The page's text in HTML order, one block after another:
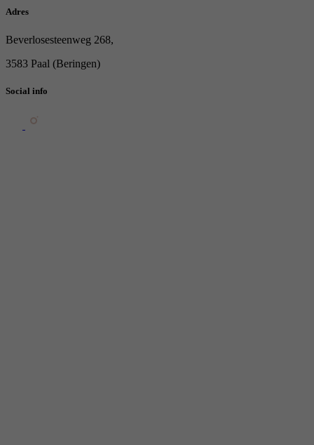
Adres
Beverlosesteenweg 268,
3583 Paal (Beringen)
Social info